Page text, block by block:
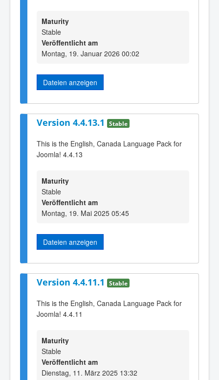
Maturity
Stable
Veröffentlicht am
Montag, 19. Januar 2026 00:02
Dateien anzeigen
Version 4.4.13.1 Stable
This is the English, Canada Language Pack for
Joomla! 4.4.13
Maturity
Stable
Veröffentlicht am
Montag, 19. Mai 2025 05:45
Dateien anzeigen
Version 4.4.11.1 Stable
This is the English, Canada Language Pack for
Joomla! 4.4.11
Maturity
Stable
Veröffentlicht am
Dienstag, 11. März 2025 13:32